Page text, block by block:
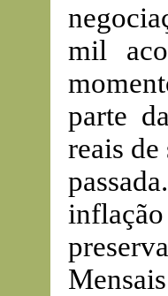
mil
parte
reais